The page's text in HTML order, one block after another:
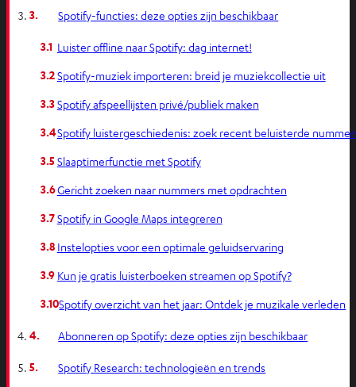
3. Spotify-functies: deze opties zijn beschikbaar
3.1 Luister offline naar Spotify: dag internet!
3.2Spotify-muziek importeren: breid je muziekcollectie uit
3.3Spotify afspeellijsten privé/publiek maken
3.4Spotify luistergeschiedenis: zoek recent beluisterde
3.5 Slaaptimerfunctie met Spotify
3.6Gericht zoeken naar nummers met opdrachten
3.7Spotify in Google Maps integreren
3.8 Instelopties voor een optimale geluidservaring
3.9 Kun je gratis luisterboeken streamen op Spotify?
3.10Spotify overzicht van het jaar: Ontdek je muzikale verleden
4. Abonneren op Spotify: deze opties zijn beschikbaar
5. Spotify Research: technologieën en trends